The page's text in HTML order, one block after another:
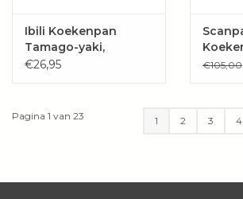
Ibili Koekenpan
Tamago-yaki,
14x18cm rvs
€26,95 €105,00
Pagina 1 van 23 1 2 3 4